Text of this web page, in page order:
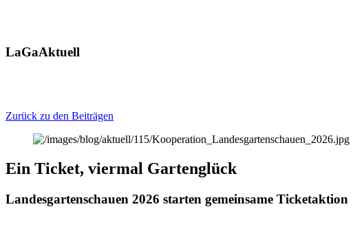
LaGaAktuell
Zurück zu den Beiträgen
Ein Ticket, viermal Gartenglück
Landesgartenschauen 2026 starten gemeinsame Ticketaktion